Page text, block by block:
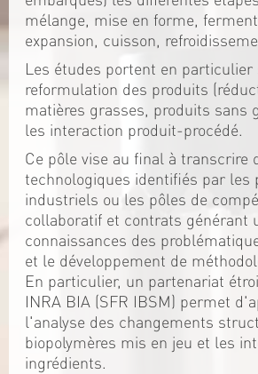
mélange, mise en forme,
expansion, cuisson,
Les études portent en particulier
reformulation des produits
matières grasses, produits sans
les interaction produit-procédé.
Ce pôle vise au final à transcrire
technologiques identifiés par les
industriels ou les pôles de
collaboratif et contrats générant
connaissances des
et le développement de
En particulier, un partenariat
INRA BIA (SFR IBSM) permet
l'analyse des changements
biopolymères mis en jeu et les
ingrédients.